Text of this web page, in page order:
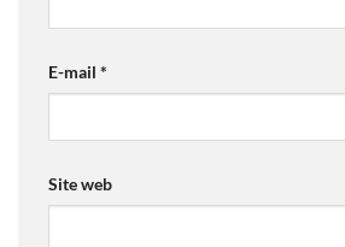
E-mail *
Site web